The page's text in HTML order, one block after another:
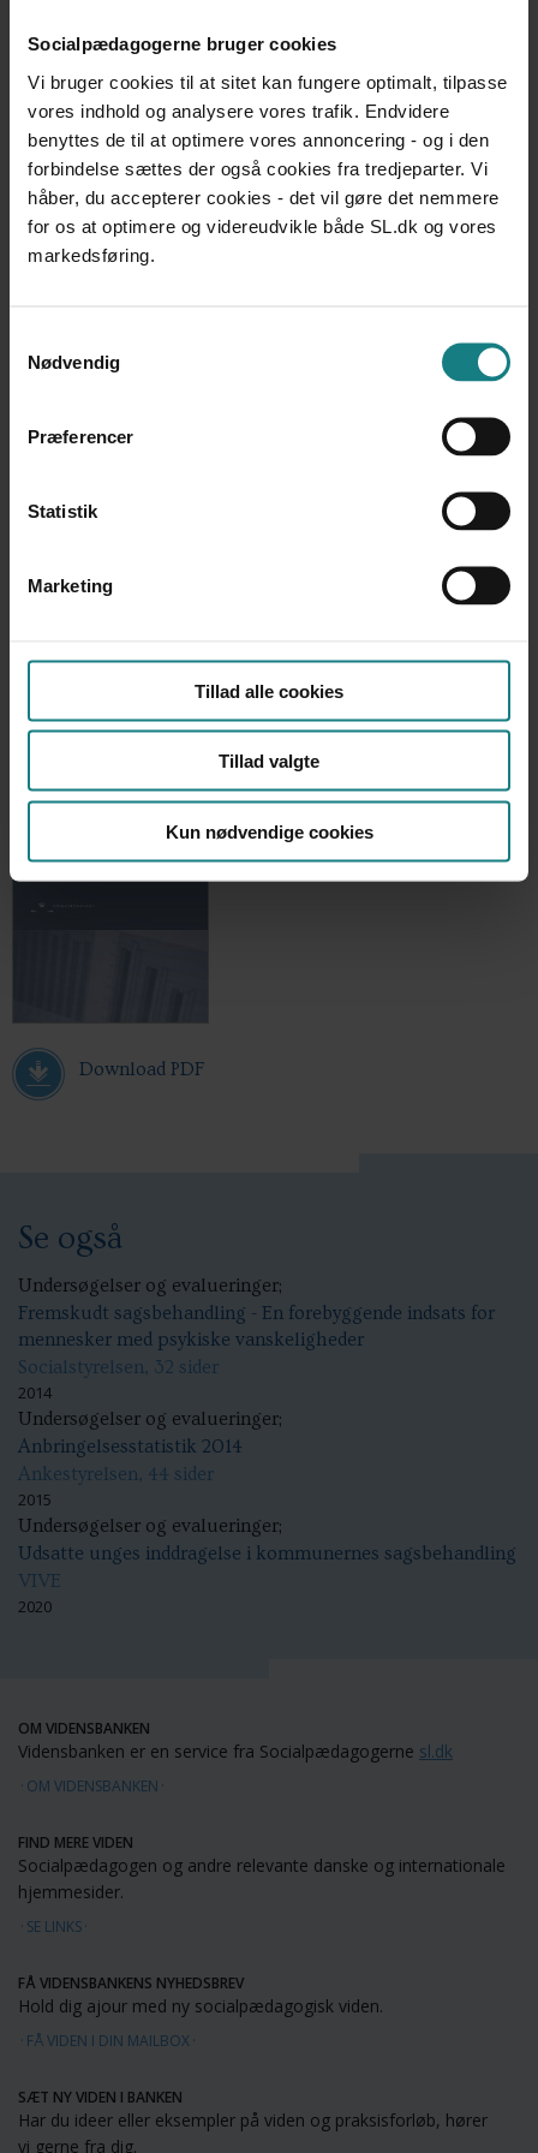
Socialpædagogerne bruger cookies
Vi bruger cookies til at sitet kan fungere optimalt, tilpasse
vores indhold og analysere vores trafik. Endvidere
benyttes de til at optimere vores annoncering - og i den
forbindelse sættes der også cookies fra tredjeparter. Vi
håber, du accepterer cookies - det vil gøre det nemmere
for os at optimere og videreudvikle både SL.dk og vores
markedsføring.
Nødvendig
Præferencer
Statistik
Marketing
Tillad alle cookies
Tillad valgte
Kun nødvendige cookies
mens antallet af effektuerede anbringelser faldt med 4
%.
Ved udgangen af 2014 var 11.127 børn i alderen 0-17
år anbragt uden for hjemmet.
Fra 2013 til 2014 faldt antallet af anbragte børn med 4
%, mens det fra 2010 til 2014 faldt med 12 %.
Undersøgelser og evalueringer
Forfatter
Årstal
Udgiver
Download PDF
Se også
Undersøgelser og evalueringer;
Fremskudt sagsbehandling - En forebyggende indsats for
mennesker med psykiske vanskeligheder
Socialstyrelsen, 32 sider
2014
Undersøgelser og evalueringer;
Anbringelsesstatistik 2014
Ankestyrelsen, 44 sider
2015
Undersøgelser og evalueringer;
Udsatte unges inddragelse i kommunernes sagsbehandling
VIVE
2020
OM VIDENSBANKEN
Vidensbanken er en service fra Socialpædagogerne sl.dk
OM VIDENSBANKEN
FIND MERE VIDEN
Socialpædagogen og andre relevante danske og internationale
hjemmesider.
SE LINKS
FÅ VIDENSBANKENS NYHEDSBREV
Hold dig ajour med ny socialpædagogisk viden.
FÅ VIDEN I DIN MAILBOX
SÆT NY VIDEN I BANKEN
Har du ideer eller eksempler på viden og praksisforløb, hører
vi gerne fra dig.